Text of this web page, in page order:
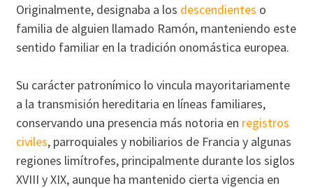
Originalmente, designaba a los descendientes o
familia de alguien llamado Ramón, manteniendo este
sentido familiar en la tradición onomástica europea.
Su carácter patronímico lo vincula mayoritariamente
a la transmisión hereditaria en líneas familiares,
conservando una presencia más notoria en registros
civiles, parroquiales y nobiliarios de Francia y algunas
regiones limítrofes, principalmente durante los siglos
XVIII y XIX, aunque ha mantenido cierta vigencia en